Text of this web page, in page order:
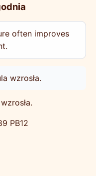
often improves
wzrosła.
PB12